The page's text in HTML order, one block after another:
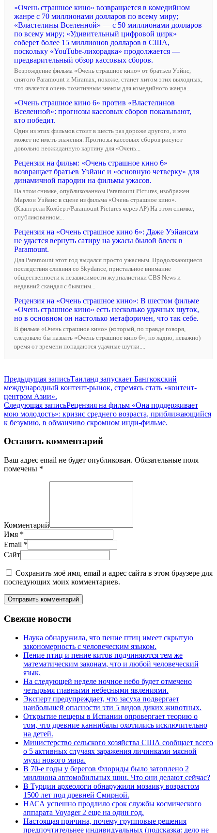
«Очень страшное кино» возвращается в комедийном
жанре с 70 миллионами долларов по всему миру;
«Властелины Вселенной» — с 50 миллионами долларов
по всему миру; «Удивительный цифровой цирк»
соберет более 15 миллионов долларов в США,
поскольку «YouTube-лихорадка» продолжается —
предварительный обзор кассовых сборов.
Возрождение фильма «Очень страшное кино» от братьев Уэйнс,
снятого Paramount и Miramax, похоже, станет хитом этих выходных,
что является очень позитивным знаком для комедийного жанра...
«Очень страшное кино 6» против «Властелинов
Вселенной»: прогнозы кассовых сборов показывают,
кто победит.
Один из этих фильмов стоит в шесть раз дороже другого, и это
может не иметь значения. Прогнозы кассовых сборов рисуют
довольно неожиданную картину для «Очень...
Рецензия на фильм: «Очень страшное кино 6»
возвращает братьев Уэйанс и «основную четверку» для
динамичной пародии на фильмы ужасов.
На этом снимке, опубликованном Paramount Pictures, изображен
Марлон Уэйанс в сцене из фильма «Очень страшное кино».
(Квантрелл Колберт/Paramount Pictures через AP) На этом снимке,
опубликованном...
Рецензия на «Очень страшное кино 6»: Даже Уэйансам
не удастся вернуть сатиру на ужасы былой блеск в
Paramount.
Для Paramount этот год выдался просто ужасным. Продолжающиеся
последствия слияния со Skydance, пристальное внимание
общественности к независимости журналистики CBS News и
недавний скандал с бывшим...
Рецензия на «Очень страшное кино»: В шестом фильме
«Очень страшное кино» есть несколько удачных шуток,
но в основном он настолько метафоричен, что так себе.
В фильме «Очень страшное кино» (который, по правде говоря,
следовало бы назвать «Очень страшное кино 6», но ладно, неважно)
время от времени попадаются удачные шутки....
Навигация
по
записям
Предыдущая записьТаиланд запускает Бангкокский
международный контент-рынок, стремясь стать «контент-
центром Азии».
Следующая записьРецензия на фильм «Она поддерживает
мою молодость»: кризис среднего возраста, приближающийся
к безумию, в обманчиво скромном инди-фильме.
Оставить комментарий
Ваш адрес email не будет опубликован. Обязательные поля
помечены *
Комментарий
Имя *
Email *
Сайт
Сохранить моё имя, email и адрес сайта в этом браузере для
последующих моих комментариев.
Отправить комментарий
Свежие новости
Наука обнаружила, что пение птиц имеет скрытую
закономерность с человеческим языком.
Пение птиц и пение китов подчиняются тем же
математическим законам, что и любой человеческий
язык.
На следующей неделе ночное небо будет отмечено
четырьмя главными небесными явлениями.
Эксперт предупреждает, что засуха подвергает
наибольшей опасности эти 5 видов диких животных.
Открытие пещеры в Испании опровергает теорию о
том, что древние каннибалы охотились исключительно
на детей.
Министерство сельского хозяйства США сообщает всего
о 5 активных случаях заражения личинками мясной
мухи нового мира.
В 70-е годы у берегов Флориды было затоплено 2
миллиона автомобильных шин. Что они делают сейчас?
В Турции археологи обнаружили мозаику возрастом
1500 лет под древней Смирной.
НАСА успешно продлило срок службы космического
аппарата Voyager 2 еще на один год.
Настоящая причина, почему групповые решения
предпочтительнее индивидуальных (подсказка: дело не